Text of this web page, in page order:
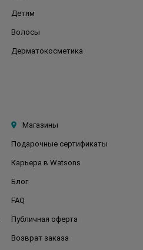
Детям
Волосы
Дерматокосметика
Магазины
Подарочные сертификаты
Карьера в Watsons
Блог
FAQ
Публичная оферта
Возврат заказа